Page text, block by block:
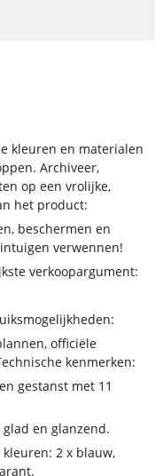
kleuren en materialen
Archiveer,
op een vrolijke,
het product:
beschermen en
verwennen!
verkoopargument:
officiële
kenmerken:
gestanst met 11
en glanzend.
2 x blauw,